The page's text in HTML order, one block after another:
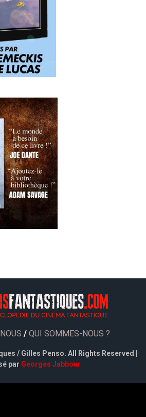
/ QUI SOMMES-NOUS ?
/ Gilles Penso. All Rights Reserved |
par Georges Jabbour